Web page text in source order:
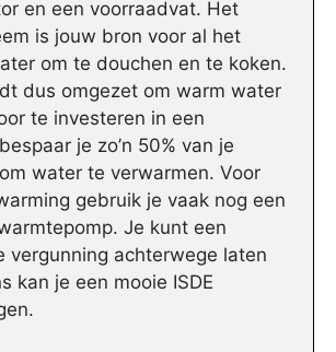
en een voorraadvat. Het
is jouw bron voor al het
om te douchen en te koken.
dus omgezet om warm water
te investeren in een
je zo’n 50% van je
water te verwarmen. Voor
gebruik je vaak nog een
Je kunt een
vergunning achterwege laten
kan je een mooie ISDE